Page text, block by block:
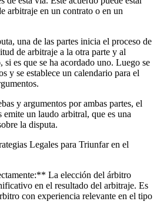
arbitraje en un contrato o en un
una de las partes inicia el proceso de
de arbitraje a la otra parte y al
es que se ha acordado uno. Luego se
y se establece un calendario para el
y argumentos por ambas partes, el
un laudo arbitral, que es una
la disputa.
Legales para Triunfar en el
La elección del árbitro
en el resultado del arbitraje. Es
con experiencia relevante en el tipo